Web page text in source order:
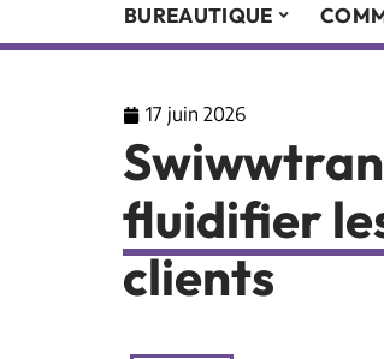
BUREAUTIQUE
17 juin 2026
fluidifier
clients